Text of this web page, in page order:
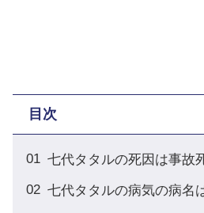
目次
七代タタルの死因は事故
七代タタルの病気の病名